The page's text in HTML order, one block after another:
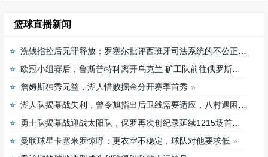
篮球直播新闻
洗钱指控后无罪释放：罗塞尔批评西班牙司法系统的不公正待遇
欧冠小组赛后，鲁斯普特科离开乌克兰 矿工队前往俄罗斯，未来发展如何？
詹姆斯独秀无益，湖人惜败掘金分开赛季首秀
湖人队揭幕战失利，曾令旭指出后卫线需要适应，八村遇困难
勇士队揭幕战迎战太阳队，保罗再次创纪录延续1215场首发之路
曼联球星卡塞米罗惊呼：更衣室不稳定，球队对他要求低